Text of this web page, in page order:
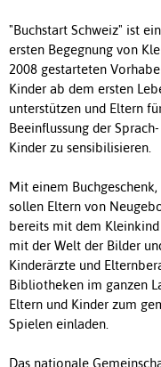
"Buchstart Schweiz" ist
ersten Begegnung von
2008 gestarteten
Kinder ab dem ersten
unterstützen und Eltern
Beeinflussung der
Kinder zu sensibilisieren.
Mit einem
sollen Eltern von
bereits mit dem Kleinkind
mit der Welt der Bilder
Kinderärzte und
Bibliotheken im ganzen
Eltern und Kinder zum
Spielen einladen.
Das nationale